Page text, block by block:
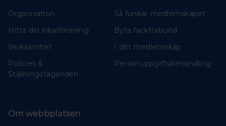
Organisation
Hitta din lokalförening
Verksamhet
Policies &
Ställningstaganden
Så funkar medlemskapet
Byta fackförbund
I ditt medlemskap
Personuppgiftsbehandling
Om webbplatsen